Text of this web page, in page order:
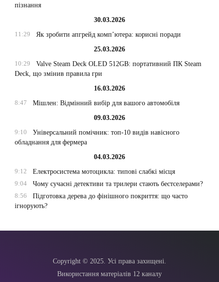
пізнання
30.03.2026
11:29
Як зробити апгрейд комп’ютера: корисні поради
25.03.2026
10:29
Valve Steam Deck OLED 512GB: портативний ПК Steam
Deck, що змінив правила гри
16.03.2026
8:47
Мішлен: Відмінний вибір для вашого автомобіля
09.03.2026
9:10
Універсальний помічник: топ-10 видів навісного
обладнання для фермера
04.03.2026
9:12
Електросистема мотоцикла: типові слабкі місця
9:04
Чому сучасні детективи та трилери стають бестселерами?
8:56
Підготовка дерева до фінішного покриття: що часто
ігнорують?
Copyright © 2025. Усі права захищені.
Використання матеріалів 12 каналу